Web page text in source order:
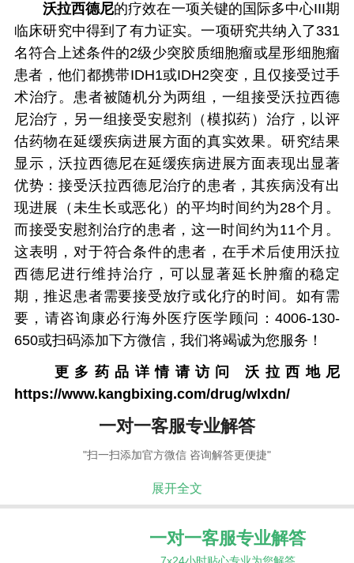
沃拉西德尼的疗效在一项关键的国际多中心III期
临床研究中得到了有力证实。一项研究共纳入了331
名符合上述条件的2级少突胶质细胞瘤或星形细胞瘤
患者，他们都携带IDH1或IDH2突变，且仅接受过手
术治疗。患者被随机分为两组，一组接受沃拉西德
尼治疗，另一组接受安慰剂（模拟药）治疗，以评
估药物在延缓疾病进展方面的真实效果。研究结果
显示，沃拉西德尼在延缓疾病进展方面表现出显著
优势：接受沃拉西德尼治疗的患者，其疾病没有出
现进展（未生长或恶化）的平均时间约为28个月。
而接受安慰剂治疗的患者，这一时间约为11个月。
这表明，对于符合条件的患者，在手术后使用沃拉
西德尼进行维持治疗，可以显著延长肿瘤的稳定
期，推迟患者需要接受放疗或化疗的时间。如有需
要，请咨询康必行海外医疗医学顾问：4006-130-
650或扫码添加下方微信，我们将竭诚为您服务！
更多药品详情请访问沃拉西地尼
https://www.kangbixing.com/drug/wlxdn/
一对一客服专业解答
"扫一扫添加官方微信 咨询解答更便捷"
展开全文
一对一客服专业解答
7x24小时贴心专业为您解答